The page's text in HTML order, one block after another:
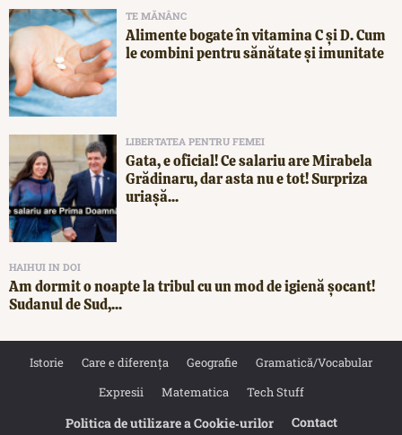
TE MĂNÂNC
Alimente bogate în vitamina C și D. Cum
le combini pentru sănătate și imunitate
LIBERTATEA PENTRU FEMEI
Gata, e oficial! Ce salariu are Mirabela
Grădinaru, dar asta nu e tot! Surpriza
uriașă...
HAIHUI IN DOI
Am dormit o noapte la tribul cu un mod de igienă șocant!
Sudanul de Sud,...
Istorie Care e diferența Geografie
Gramatică/Vocabular
Expresii
Matematica Tech Stuff
Politica de utilizare a Cookie‐urilor Contact